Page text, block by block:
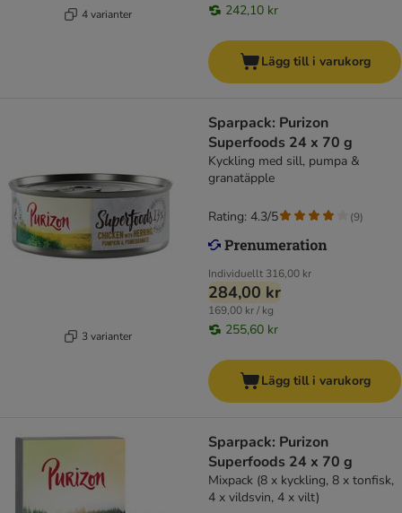
4 varianter 242,10 kr
Lägg till i varukorg
3 varianter
Sparpack: Purizon
Superfoods 24 x 70 g
Kyckling med sill, pumpa &
granatäpple
Individuellt 316,00 kr
284,00 kr
169,00 kr / kg
255,60 kr
Rating: 4.3/5 (9)
Lägg till i varukorg
Sparpack: Purizon
Superfoods 24 x 70 g
Mixpack (8 x kyckling, 8 x tonfisk,
4 x vildsvin, 4 x vilt)